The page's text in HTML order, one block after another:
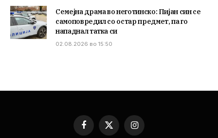
Семејна драма во неготинско: Пијан син се
самоповредил со остар предмет, па го
нападнал татка си
02.08.2026 во 15:50
Facebook
X
Instagram